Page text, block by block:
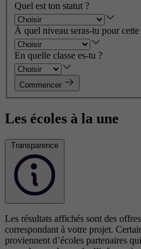
Quel est ton statut ?
À quel niveau seras-tu pour
En quelle classe es-tu ?
Commencer
Les écoles à la une
Transparence
Les résultats affichés sont des
correspondant à votre projet.
proviennent d’écoles partenaires